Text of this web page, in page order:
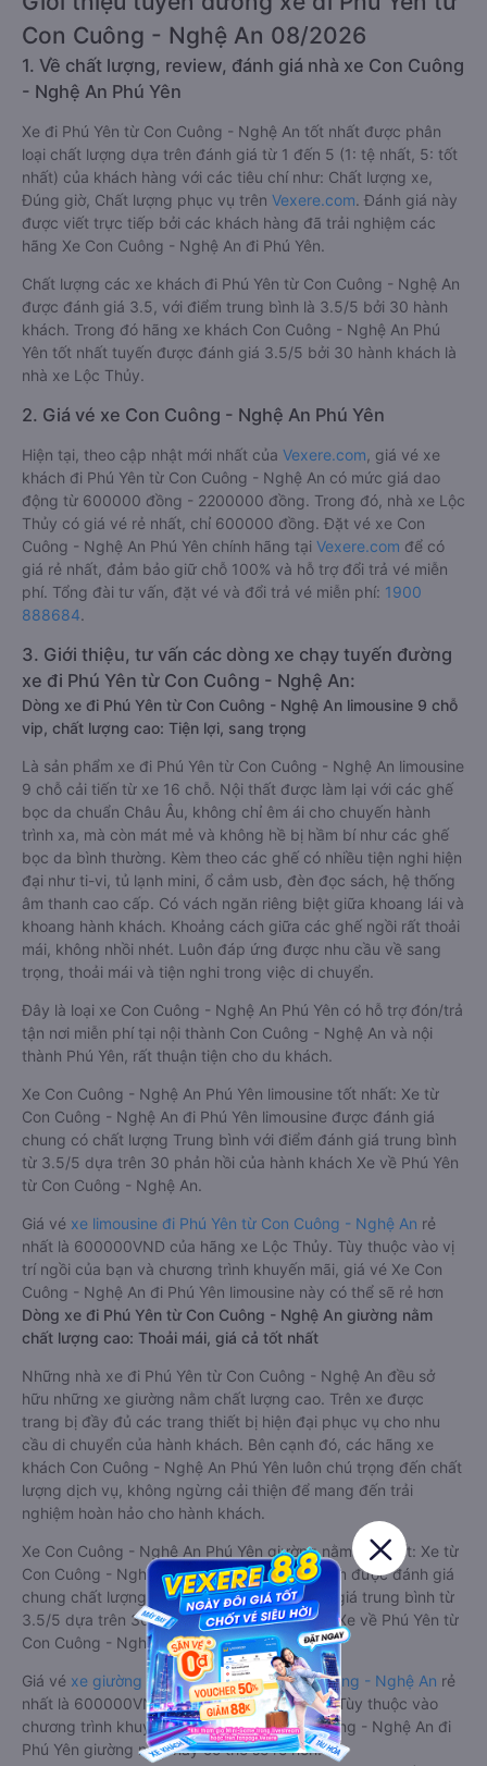
Con Cuông - Nghệ An 08/2026
1. Về chất lượng, review, đánh giá nhà xe Con Cuông
- Nghệ An Phú Yên
Xe đi Phú Yên từ Con Cuông - Nghệ An tốt nhất được phân
loại chất lượng dựa trên đánh giá từ 1 đến 5 (1: tệ nhất, 5: tốt
nhất) của khách hàng với các tiêu chí như: Chất lượng xe,
Đúng giờ, Chất lượng phục vụ trên Vexere.com. Đánh giá này
được viết trực tiếp bởi các khách hàng đã trải nghiệm các
hãng Xe Con Cuông - Nghệ An đi Phú Yên.
Chất lượng các xe khách đi Phú Yên từ Con Cuông - Nghệ An
được đánh giá 3.5, với điểm trung bình là 3.5/5 bởi 30 hành
khách. Trong đó hãng xe khách Con Cuông - Nghệ An Phú
Yên tốt nhất tuyến được đánh giá 3.5/5 bởi 30 hành khách là
nhà xe Lộc Thủy.
2. Giá vé xe Con Cuông - Nghệ An Phú Yên
Hiện tại, theo cập nhật mới nhất của Vexere.com , giá vé xe
khách đi Phú Yên từ Con Cuông - Nghệ An có mức giá dao
động từ 600000 đồng - 2200000 đồng. Trong đó, nhà xe Lộc
Thủy có giá vé rẻ nhất, chỉ 600000 đồng. Đặt vé xe Con
Cuông - Nghệ An Phú Yên chính hãng tại Vexere.com để có
giá rẻ nhất, đảm bảo giữ chỗ 100% và hỗ trợ đổi trả vé miễn
phí. Tổng đài tư vấn, đặt vé và đổi trả vé miễn phí: 1900
888684.
3. Giới thiệu, tư vấn các dòng xe chạy tuyến đường
xe đi Phú Yên từ Con Cuông - Nghệ An:
Dòng xe đi Phú Yên từ Con Cuông - Nghệ An limousine 9 chỗ
vip, chất lượng cao: Tiện lợi, sang trọng
Là sản phẩm xe đi Phú Yên từ Con Cuông - Nghệ An limousine
9 chỗ cải tiến từ xe 16 chỗ. Nội thất được làm lại với các ghế
bọc da chuẩn Châu Âu, không chỉ êm ái cho chuyến hành
trình xa, mà còn mát mẻ và không hề bị hầm bí như các ghế
bọc da bình thường. Kèm theo các ghế có nhiều tiện nghi hiện
đại như ti-vi, tủ lạnh mini, ổ cắm usb, đèn đọc sách, hệ thống
âm thanh cao cấp. Có vách ngăn riêng biệt giữa khoang lái và
khoang hành khách. Khoảng cách giữa các ghế ngồi rất thoải
mái, không nhồi nhét. Luôn đáp ứng được nhu cầu về sang
trọng, thoải mái và tiện nghi trong việc di chuyển.
Đây là loại xe Con Cuông - Nghệ An Phú Yên có hỗ trợ đón/trả
tận nơi miễn phí tại nội thành Con Cuông - Nghệ An và nội
thành Phú Yên, rất thuận tiện cho du khách.
Xe Con Cuông - Nghệ An Phú Yên limousine tốt nhất: Xe từ
Con Cuông - Nghệ An đi Phú Yên limousine được đánh giá
chung có chất lượng Trung bình với điểm đánh giá trung bình
từ 3.5/5 dựa trên 30 phản hồi của hành khách Xe về Phú Yên
từ Con Cuông - Nghệ An.
Giá vé xe limousine đi Phú Yên từ Con Cuông - Nghệ An rẻ
nhất là 600000VND của hãng xe Lộc Thủy. Tùy thuộc vào vị
trí ngồi của bạn và chương trình khuyến mãi, giá vé Xe Con
Cuông - Nghệ An đi Phú Yên limousine này có thể sẽ rẻ hơn
Dòng xe đi Phú Yên từ Con Cuông - Nghệ An giường nằm
chất lượng cao: Thoải mái, giá cả tốt nhất
Những nhà xe đi Phú Yên từ Con Cuông - Nghệ An đều sở
hữu những xe giường nằm chất lượng cao. Trên xe được
trang bị đầy đủ các trang thiết bị hiện đại phục vụ cho nhu
cầu di chuyển của hành khách. Bên cạnh đó, các hãng xe
khách Con Cuông - Nghệ An Phú Yên luôn chú trọng đến chất
lượng dịch vụ, không ngừng cải thiện để mang đến trải
nghiệm hoàn hảo cho hành khách.
Xe Con Cuông - Nghệ An Phú Yên giường nằm tốt nhất: Xe từ
Con Cuông - Nghệ An đi Phú Yên giường nằm được đánh giá
chung chất lượng Trung bình với điểm đánh giá trung bình từ
3.5/5 dựa trên 30 phản hồi của hành khách Xe về Phú Yên từ
Con Cuông - Nghệ An.
Giá vé xe giường nằm đi Phú Yên từ Con Cuông - Nghệ An rẻ
nhất là 600000VND của hãng xe Lộc Thủy. Tùy thuộc vào
chương trình khuyến mãi, giá vé Xe Con Cuông - Nghệ An đi
Phú Yên giường nằm này có thể sẽ rẻ hơn.